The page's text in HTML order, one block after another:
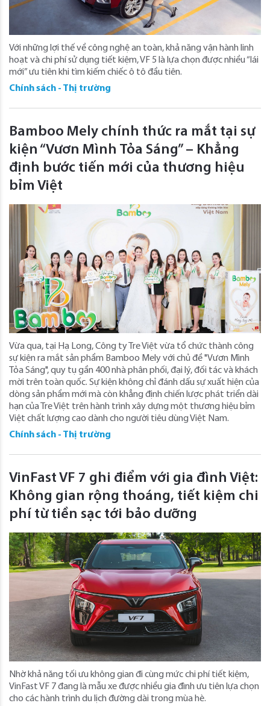
Với những lợi thế về công nghệ an toàn, khả năng vận hành linh
hoạt và chi phí sử dụng tiết kiệm, VF 5 là lựa chọn được nhiều “lái
mới” ưu tiên khi tìm kiếm chiếc ô tô đầu tiên.
Chính sách - Thị trường
Bamboo Mely chính thức ra mắt tại sự
kiện “Vươn Mình Tỏa Sáng” – Khẳng
định bước tiến mới của thương hiệu
bỉm Việt
Vừa qua, tại Hạ Long, Công ty Tre Việt vừa tổ chức thành công
sự kiện ra mắt sản phẩm Bamboo Mely với chủ đề "Vươn Mình
Tỏa Sáng", quy tụ gần 400 nhà phân phối, đại lý, đối tác và khách
mời trên toàn quốc. Sự kiện không chỉ đánh dấu sự xuất hiện của
dòng sản phẩm mới mà còn khẳng định chiến lược phát triển dài
hạn của Tre Việt trên hành trình xây dựng một thương hiệu bỉm
Việt chất lượng cao dành cho người tiêu dùng Việt Nam.
Chính sách - Thị trường
VinFast VF 7 ghi điểm với gia đình Việt:
Không gian rộng thoáng, tiết kiệm chi
phí từ tiền sạc tới bảo dưỡng
Nhờ khả năng tối ưu không gian đi cùng mức chi phí tiết kiệm,
VinFast VF 7 đang là mẫu xe được nhiều gia đình ưu tiên lựa chọn
cho các hành trình du lịch đường dài trong mùa hè.